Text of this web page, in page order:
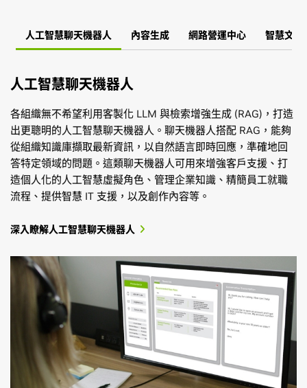
人工智慧聊天機器人 內容生成 網路營運中心 智慧文件
人工智慧聊天機器人
各組織無不希望利用客製化 LLM 與檢索增強生成 (RAG)，打造
出更聰明的人工智慧聊天機器人。聊天機器人搭配 RAG，能夠
從組織知識庫擷取最新資訊，以自然語言即時回應，準確地回
答特定領域的問題。這類聊天機器人可用來增強客戶支援、打
造個人化的人工智慧虛擬角色、管理企業知識、精簡員工就職
流程、提供智慧 IT 支援，以及創作內容等。
深入瞭解人工智慧聊天機器人